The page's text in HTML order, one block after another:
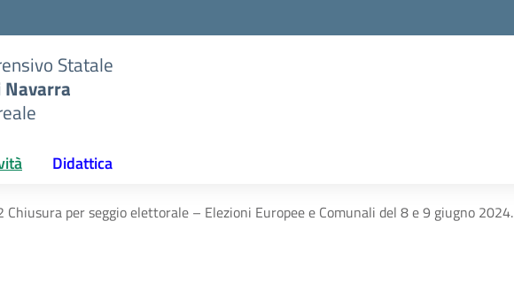
Statale
Didattica
Chiusura per seggio elettorale – Elezioni Europee e Comunali del 8 e 9 giugno 2024.